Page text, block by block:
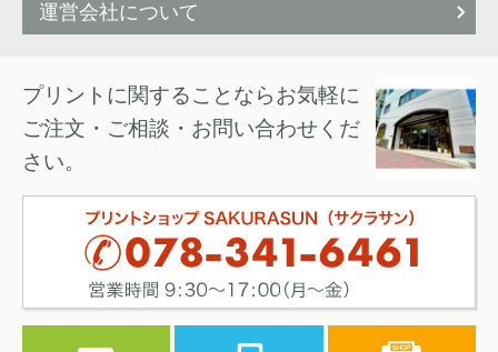
運営会社について
プリントに関することならお気軽に
ご注文・ご相談・お問い合わせくだ
さい。